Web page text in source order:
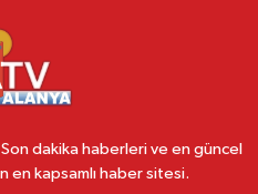
dakika haberleri ve en güncel
en kapsamlı haber sitesi.